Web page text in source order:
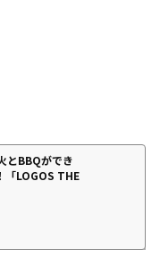
とBBQができ
「LOGOS THE